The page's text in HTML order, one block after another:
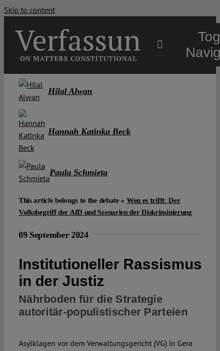
Skip to content
Authors
Hilal Alwan
Hannah Katinka Beck
Paula Schmieta
This article belongs to the debate » Wen es trifft: Der
Volksbegriff der AfD und Szenarien der Diskriminierung
09 September 2024
Institutioneller Rassismus
in der Justiz
Nährboden für die Strategie
autoritär-populistischer Parteien
Asylklagen vor dem Verwaltungsgericht (VG) in Gera